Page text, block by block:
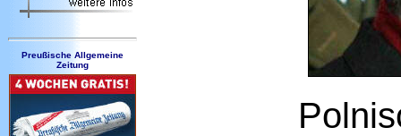
Preußische Allgemeine
Zeitung